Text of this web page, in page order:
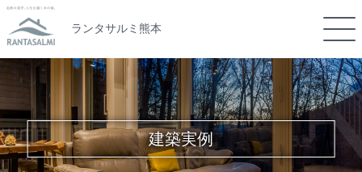
ランタサルミ熊本
建築実例